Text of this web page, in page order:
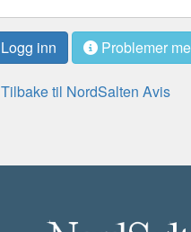
Problemer
Tilbake til NordSalten Avis